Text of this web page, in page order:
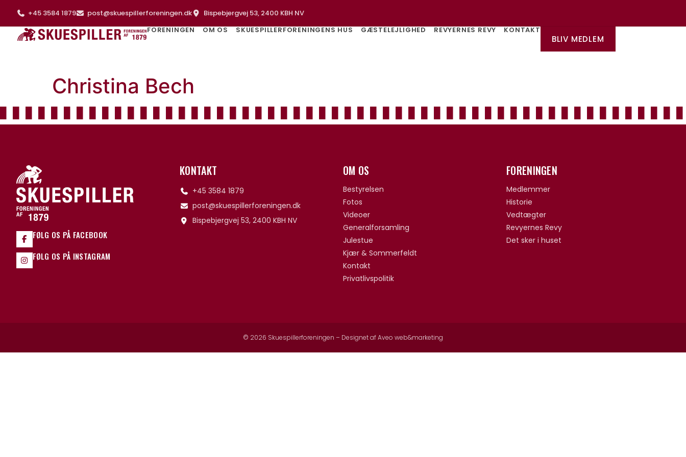
+45 3584 1879 post@skuespillerforeningen.dk
Bispebjergvej 53, 2400 KBH NV
FORENINGEN
OM OS SKUESPILLERFORENINGENS HUS GÆSTELEJLIGHED REVYERNES REVY KONTAKT
BLIV MEDLEM
Christina Bech
FØLG OS PÅ FACEBOOK
FØLG OS PÅ INSTAGRAM
KONTAKT
+45 3584 1879
post@skuespillerforeningen.dk
Bispebjergvej 53, 2400 KBH NV
OM OS
Bestyrelsen
Fotos
Videoer
Generalforsamling
Julestue
Kjær & Sommerfeldt
Kontakt
Privatlivspolitik
FORENINGEN
Medlemmer
Historie
Vedtægter
Revyernes Revy
Det sker i huset
© 2026 Skuespillerforeningen – Designet afAveo web&marketing